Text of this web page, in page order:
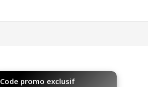
Code promo exclusif